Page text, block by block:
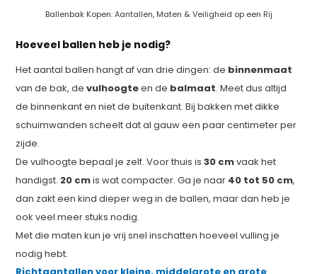
Ballenbak Kopen: Aantallen, Maten & Veiligheid op een Rij
Hoeveel ballen heb je nodig?
Het aantal ballen hangt af van drie dingen: de binnenmaat
van de bak, devulhoogteen de balmaat. Meet dus altijd
de binnenkant en niet de buitenkant. Bij bakken met dikke
schuimwanden scheelt dat al gauw een paar centimeter per
zijde.
De vulhoogte bepaal je zelf. Voor thuis is30 cmvaak het
handigst. 20 cmis wat compacter. Ga je naar 40 tot 50 cm,
dan zakt een kind dieper weg in de ballen, maar dan heb je
ook veel meer stuks nodig.
Met die maten kun je vrij snel inschatten hoeveel vulling je
nodig hebt.